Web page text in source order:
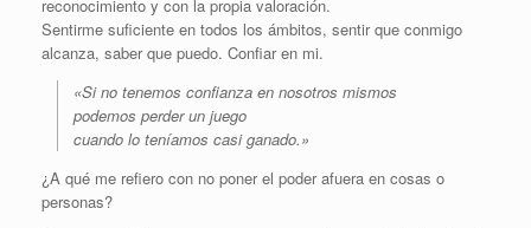
reconocimiento y con la propia valoración.
Sentirme suficiente en todos los ámbitos, sentir que conmigo
alcanza, saber que puedo. Confiar en mi.
«Si no tenemos confianza en nosotros mismos
podemos perder un juego
cuando lo teníamos casi ganado.»
¿A qué me refiero con no poner el poder afuera en cosas o
personas?